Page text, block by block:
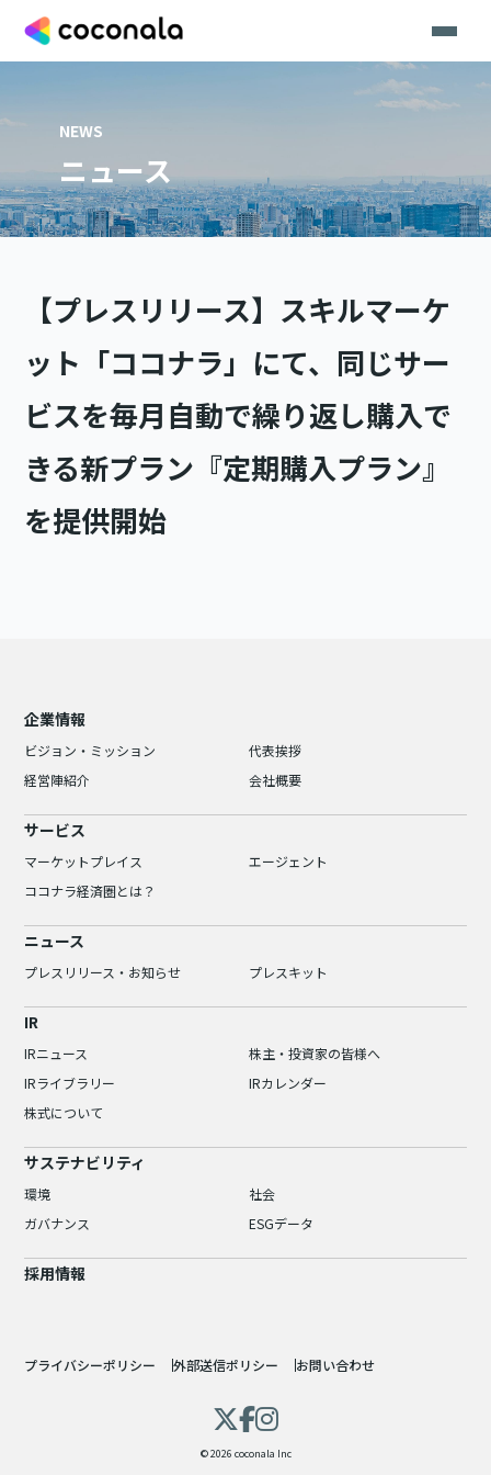
NEWS
ニュース
【プレスリリース】スキルマーケ
ット「ココナラ」にて、同じサー
ビスを毎月自動で繰り返し購入で
きる新プラン『定期購入プラン』
を提供開始
企業情報
ビジョン・ミッション
代表挨拶
経営陣紹介
会社概要
サービス
マーケットプレイス
エージェント
ココナラ経済圏とは？
ニュース
プレスリリース・お知らせ プレスキット
IR
IRニュース
株主・投資家の皆様へ
IRライブラリー
IRカレンダー
株式について
サステナビリティ
環境
社会
ガバナンス
ESGデータ
採用情報
プライバシーポリシー 外部送信ポリシー お問い合わせ
© 2026 coconala Inc